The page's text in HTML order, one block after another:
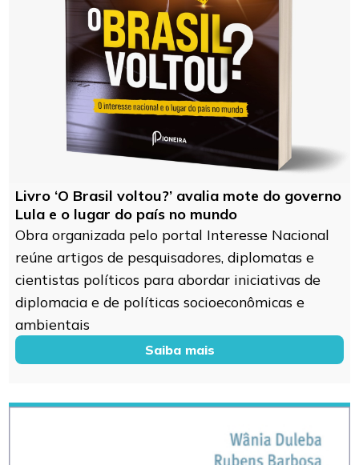
Livro ‘O Brasil voltou?’ avalia mote do governo
Lula e o lugar do país no mundo
Obra organizada pelo portal Interesse Nacional
reúne artigos de pesquisadores, diplomatas e
cientistas políticos para abordar iniciativas de
diplomacia e de políticas socioeconômicas e
ambientais
Saiba mais